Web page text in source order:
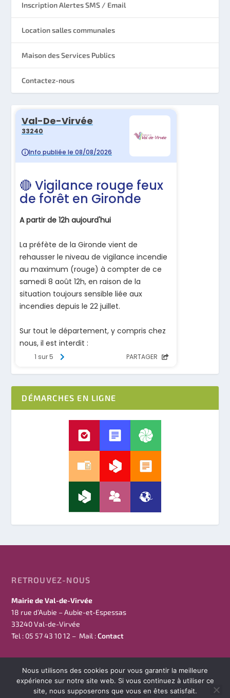
Inscription Alertes SMS / Email
Location salles communales
Maison des Services Publics
Contactez-nous
DÉMARCHES EN LIGNE
RETROUVEZ-NOUS
Mairie de Val-de-Virvée
18 rue d’Aubie – Aubie-et-Espessas
33240 Val-de-Virvée
Tel : 05 57 43 10 12 – Mail :Contact
Conçu par | Propulsé par
Nous utilisons des cookies pour vous garantir la meilleure
expérience sur notre site web. Si vous continuez à utiliser ce
site, nous supposerons que vous en êtes satisfait.